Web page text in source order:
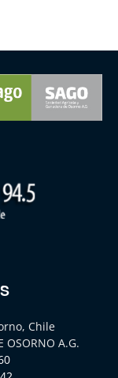
Chile
OSORNO A.G.